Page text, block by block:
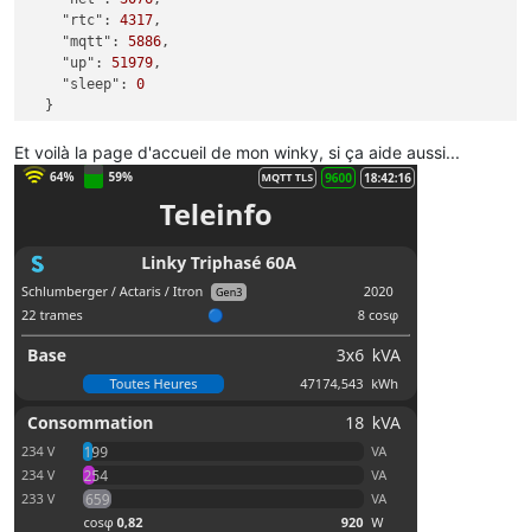
"rtc":
4317,
"mqtt":
5886,
"up":
51979,
"sleep":
0
Et voilà la page d'accueil de mon winky, si ça aide aussi...